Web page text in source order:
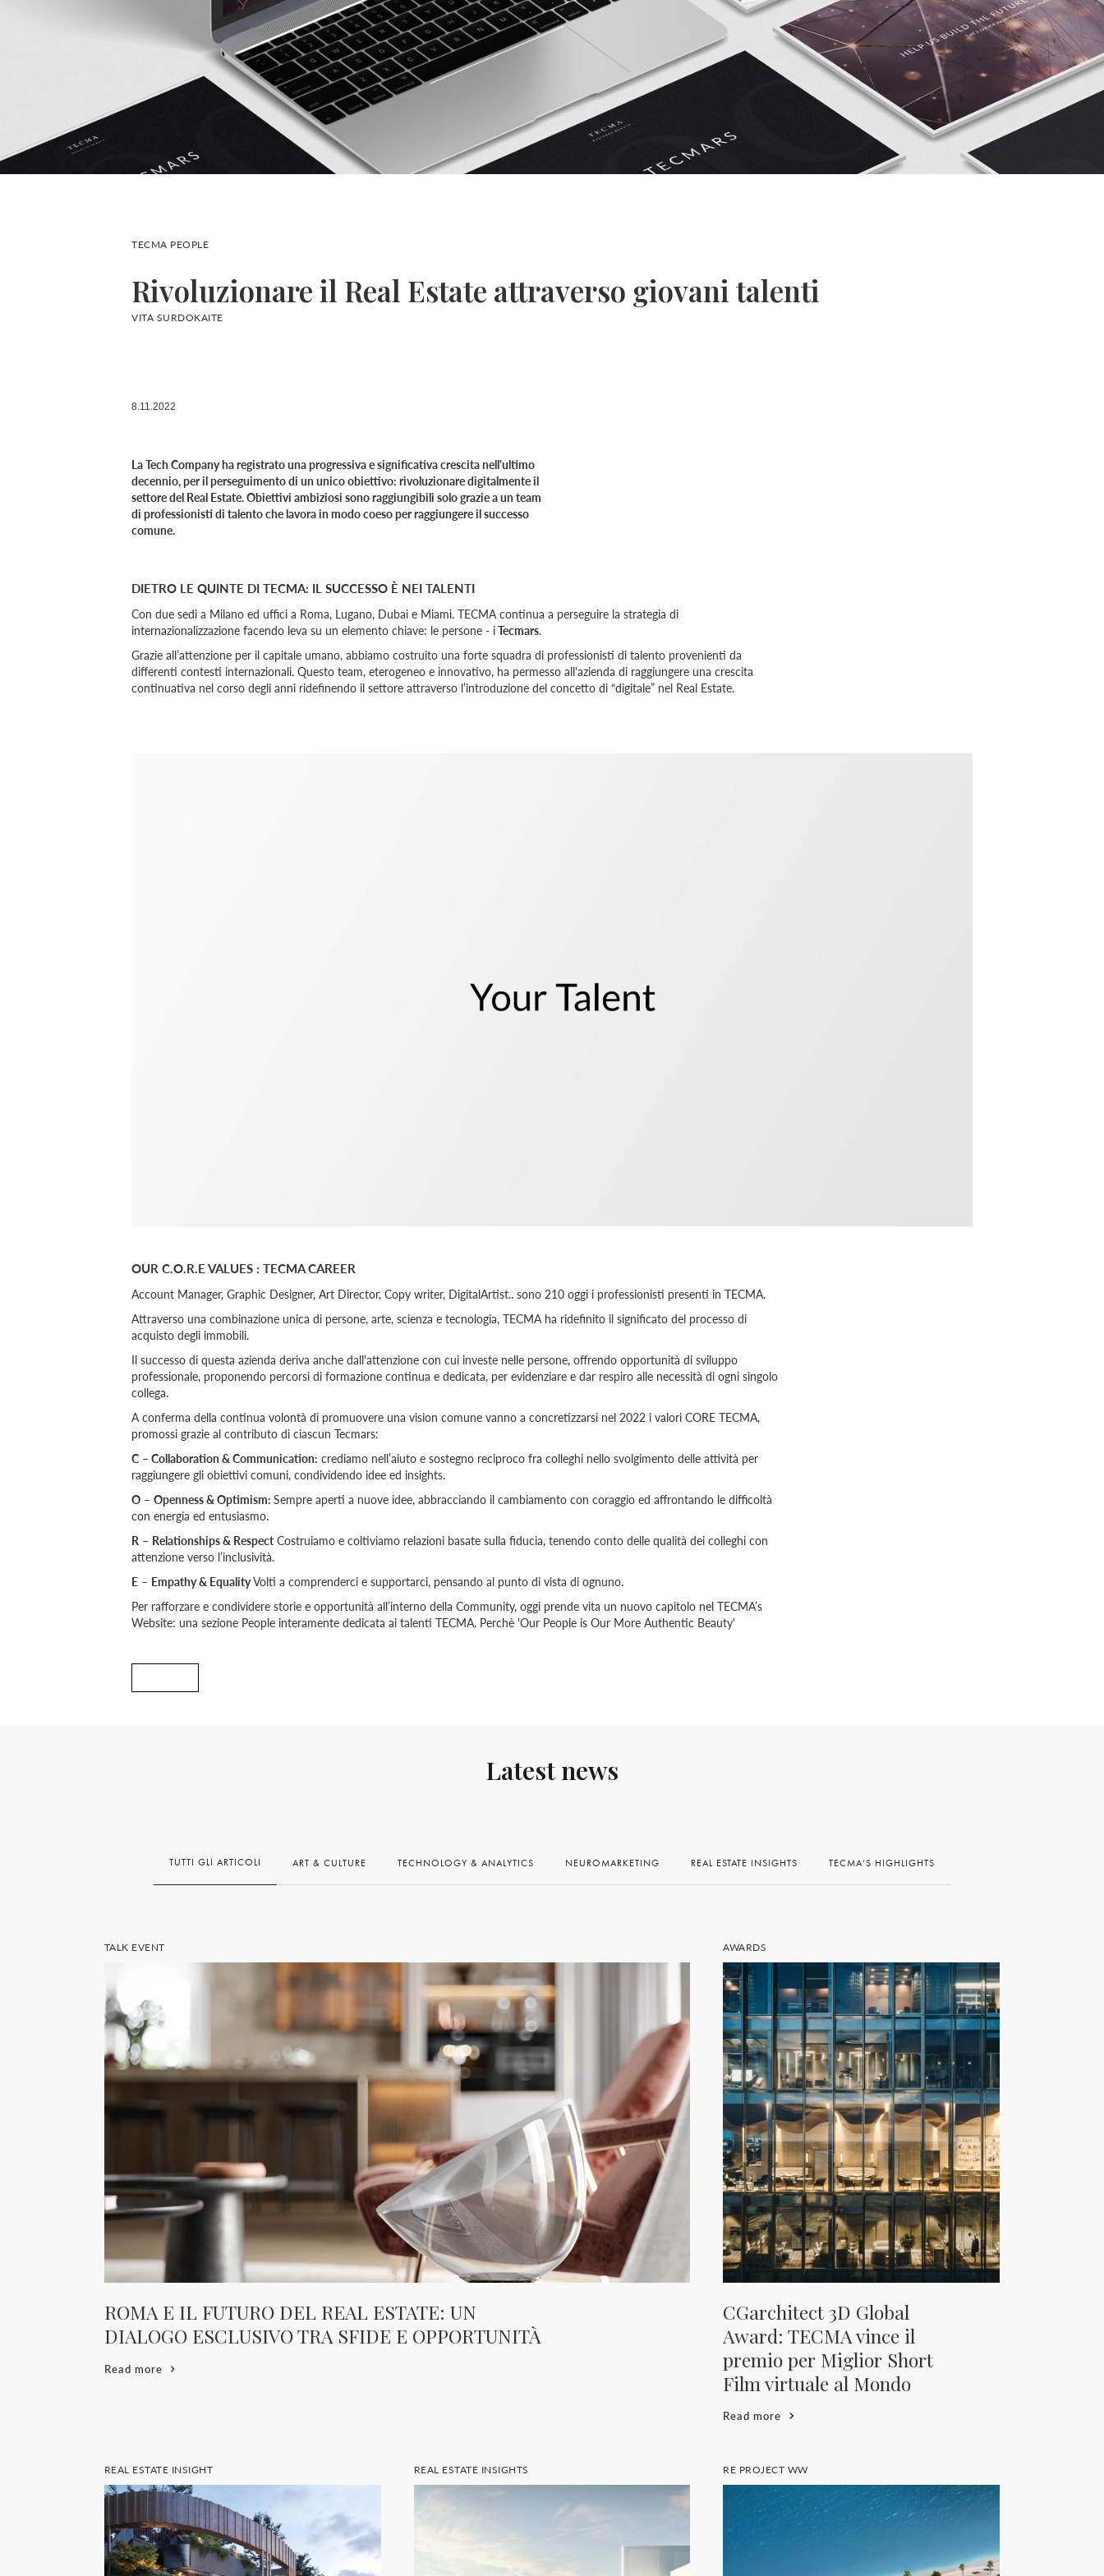
TECMA PEOPLE
Rivoluzionare il Real Estate attraverso giovani talenti
VITA SURDOKAITE
8.11.2022
La Tech Company ha registrato una progressiva e significativa crescita nell'ultimo
decennio, per il perseguimento di un unico obiettivo: rivoluzionare digitalmente il
settore del Real Estate. Obiettivi ambiziosi sono raggiungibili solo grazie a un team
di professionisti di talento che lavora in modo coeso per raggiungere il successo
comune.
DIETRO LE QUINTE DI TECMA: IL SUCCESSO È NEI TALENTI
Con due sedi a Milano ed uffici a Roma, Lugano, Dubai e Miami. TECMA continua a perseguire la strategia di
internazionalizzazione facendo leva su un elemento chiave: le persone - iTecmars.
Grazie all’attenzione per il capitale umano, abbiamo costruito una forte squadra di professionisti di talento provenienti da
differenti contesti internazionali. Questo team, eterogeneo e innovativo, ha permesso all'azienda di raggiungere una crescita
continuativa nel corso degli anni ridefinendo il settore attraverso l’introduzione del concetto di “digitale” nel Real Estate.
OUR C.O.R.E VALUES : TECMA CAREER
Account Manager, Graphic Designer, Art Director, Copy writer, DigitalArtist.. sono 210 oggi i professionisti presenti in TECMA.
Attraverso una combinazione unica di persone, arte, scienza e tecnologia, TECMA ha ridefinito il significato del processo di
acquisto degli immobili.
Il successo di questa azienda deriva anche dall'attenzione con cui investe nelle persone, offrendo opportunità di sviluppo
professionale, proponendo percorsi di formazione continua e dedicata, per evidenziare e dar respiro alle necessità di ogni singolo
collega.
A conferma della continua volontà di promuovere una vision comune vanno a concretizzarsi nel 2022 i valori CORE TECMA,
promossi grazie al contributo di ciascun Tecmars:
C – Collaboration & Communication: crediamo nell’aiuto e sostegno reciproco fra colleghi nello svolgimento delle attività per
raggiungere gli obiettivi comuni, condividendo idee ed insights.
O – Openness & Optimism: Sempre aperti a nuove idee, abbracciando il cambiamento con coraggio ed affrontando le difficoltà
con energia ed entusiasmo.
R – Relationships & Respect Costruiamo e coltiviamo relazioni basate sulla fiducia, tenendo conto delle qualità dei colleghi con
attenzione verso l’inclusività.
E – Empathy & EqualityVolti a comprenderci e supportarci, pensando al punto di vista di ognuno.
Per rafforzare e condividere storie e opportunità all’interno della Community, oggi prende vita un nuovo capitolo nel TECMA’s
Website: una sezione People interamente dedicata ai talenti TECMA. Perchè 'Our People is Our More Authentic Beauty'
Latest news
TUTTI GLI ARTICOLI ART & CULTURE TECHNOLOGY & ANALYTICS NEUROMARKETING REAL ESTATE INSIGHTS TECMA’S HIGHLIGHTS
TALK EVENT
ROMA E IL FUTURO DEL REAL ESTATE: UN
DIALOGO ESCLUSIVO TRA SFIDE E OPPORTUNITÀ
Read more
AWARDS
CGarchitect 3D Global
Award: TECMA vince il
premio per Miglior Short
Film virtuale al Mondo
Read more
REAL ESTATE INSIGHT REAL ESTATE INSIGHTS RE PROJECT WW